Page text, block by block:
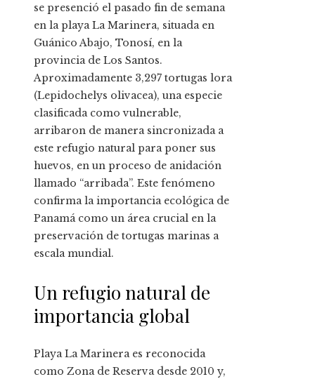
se presenció el pasado fin de semana
en la playa La Marinera, situada en
Guánico Abajo, Tonosí, en la
provincia de Los Santos.
Aproximadamente 3,297 tortugas lora
(Lepidochelys olivacea), una especie
clasificada como vulnerable,
arribaron de manera sincronizada a
este refugio natural para poner sus
huevos, en un proceso de anidación
llamado “arribada”. Este fenómeno
confirma la importancia ecológica de
Panamá como un área crucial en la
preservación de tortugas marinas a
escala mundial.
Un refugio natural de
importancia global
Playa La Marinera es reconocida
como Zona de Reserva desde 2010 y,